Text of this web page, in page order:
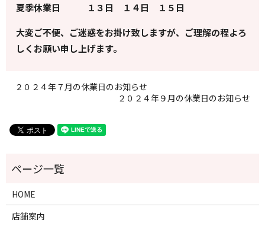
夏季休業日 １３日 １４日 １５日
大変ご不便、ご迷惑をお掛け致しますが、ご理解の程よろ
しくお願い申し上げます。
２０２４年７月の休業日のお知らせ
２０２４年９月の休業日のお知らせ
HOME
店舗案内